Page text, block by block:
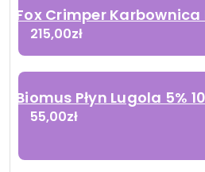
Fox Crimper Karbownica
215,00zł
Biomus Płyn Lugola 5%
55,00zł